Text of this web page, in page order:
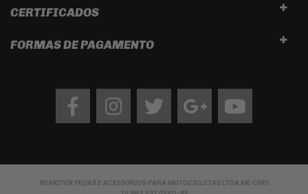
CERTIFICADOS
FORMAS DE PAGAMENTO
FacebookInstagram twitter googleYoutube
REMOTOX PEÇAS E ACESSÓRIOS PARA MOTOCICLETAS LTDA ME CNPJ